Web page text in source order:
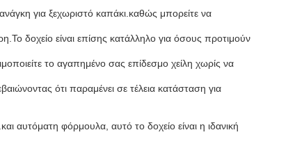
για ξεχωριστό καπάκι.καθώς μπορείτε να
δοχείο είναι επίσης κατάλληλο για όσους προτιμούν
το αγαπημένο σας επίδεσμο χείλη χωρίς να
ότι παραμένει σε τέλεια κατάσταση για
αυτόματη φόρμουλα, αυτό το δοχείο είναι η ιδανική